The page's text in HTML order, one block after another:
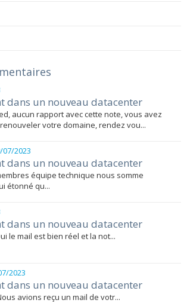
dans un nouveau datacenter
aucun rapport avec cette note, vous avez
votre domaine, rendez vou...
07/2023
dans un nouveau datacenter
équipe technique nous somme
étonné qu...
dans un nouveau datacenter
le mail est bien réel et la not...
2023
dans un nouveau datacenter
avions reçu un mail de votr...